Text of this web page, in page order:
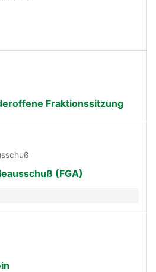
Fraktionssitzung
(FGA)